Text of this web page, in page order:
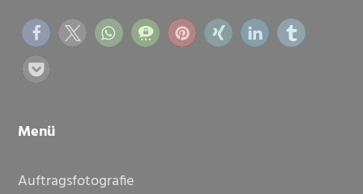
Menü
Auftragsfotografie